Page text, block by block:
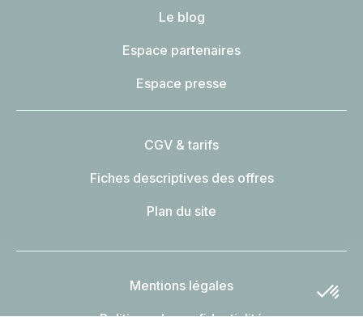
Le blog
Espace partenaires
Espace presse
CGV & tarifs
Fiches descriptives des offres
Plan du site
Mentions légales